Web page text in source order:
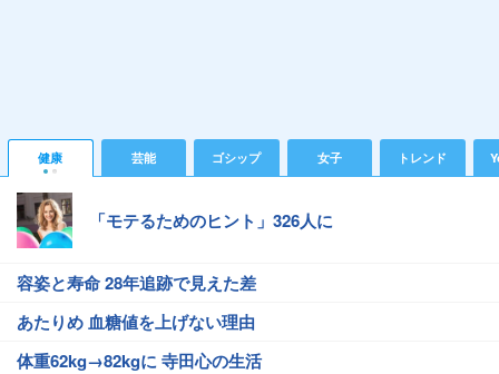
健康 芸能 ゴシップ 女子 トレンド
「モテるためのヒント」326人に
容姿と寿命 28年追跡で見えた差
あたりめ 血糖値を上げない理由
体重62kg→82kgに 寺田心の生活